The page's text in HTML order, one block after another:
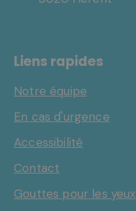
Liens rapides
Notre équipe
En cas d'urgence
Accessibilité
Contact
Gouttes pour les yeux